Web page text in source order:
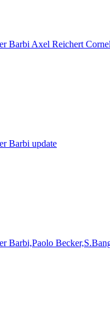
Barbi Axel Reichert
Barbi update
Barbi,Paolo